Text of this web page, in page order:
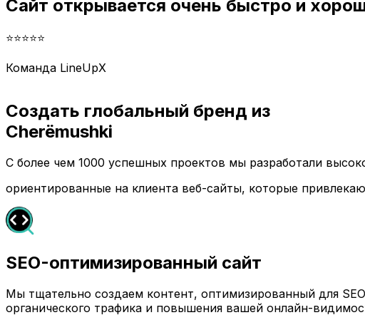
Сайт открывается очень быстро и
⭐⭐⭐⭐⭐
Команда LineUpX
Создать глобальный бренд из
Cherëmushki
С более чем 1000 успешных проектов мы разработали
ориентированные на клиента веб-сайты, которые
SEO-оптимизированный сайт
Мы тщательно создаем контент, оптимизированный для
органического трафика и повышения вашей онлайн-